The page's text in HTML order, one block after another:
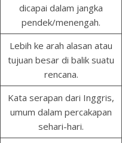
dicapai dalam jangka
pendek/menengah.
Lebih ke arah alasan atau
tujuan besar di balik suatu
rencana.
Kata serapan dari Inggris,
umum dalam percakapan
sehari-hari.